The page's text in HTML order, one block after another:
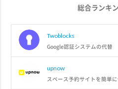
総合ランキ
Twoblocks
Google認証システムの代替
upnow
スペース予約サイトを簡単